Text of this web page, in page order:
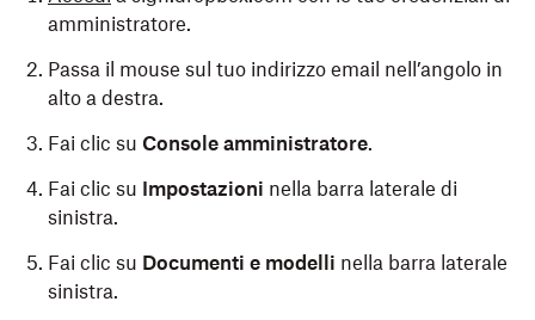
amministratore.
Passa il mouse sul tuo indirizzo email nell’angolo in
alto a destra.
Fai clic su Console amministratore.
Fai clic su Impostazioni nella barra laterale di
sinistra.
Fai clic su Documenti e modelli nella barra laterale
sinistra.